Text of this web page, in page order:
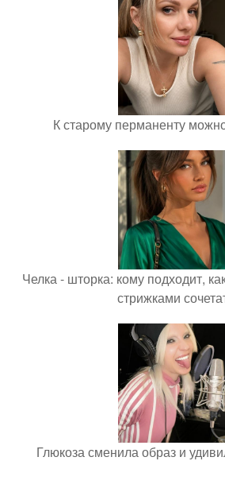
К старому перманенту
Челка - шторка: кому подходит,
стрижками
Глюкоза сменила образ и